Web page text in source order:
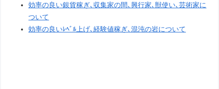
効率の良い銀貨稼ぎ､収集家の間､興行家､獣使い､芸術家に
ついて
効率の良いﾚﾍﾞﾙ上げ､経験値稼ぎ､混沌の岩について